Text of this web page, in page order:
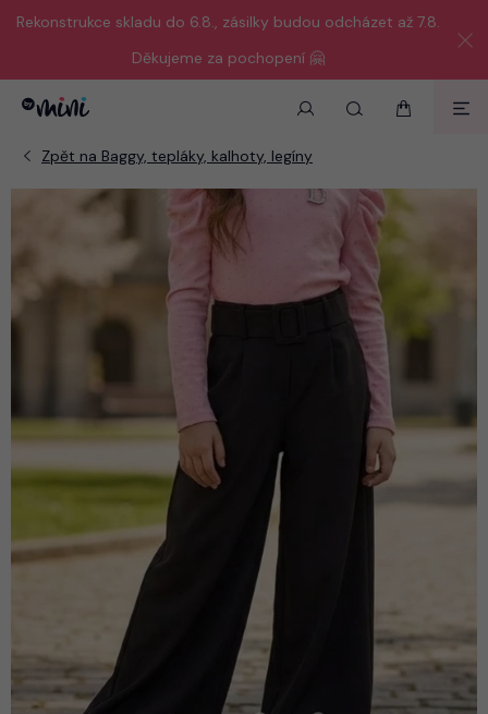
Rekonstrukce skladu do 6.8., zásilky budou odcházet až 7.8.
Děkujeme za pochopení 🤗